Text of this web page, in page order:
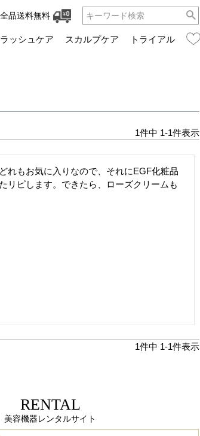
全品送料無料
ッシュケア スカルプケア トライアル
1件中 1-1件表示
れもお気に入りなので、それにEGF化粧品
リピします。できたら、ローズクリームも
1件中 1-1件表示
RENTAL
美容機器レンタルサイト